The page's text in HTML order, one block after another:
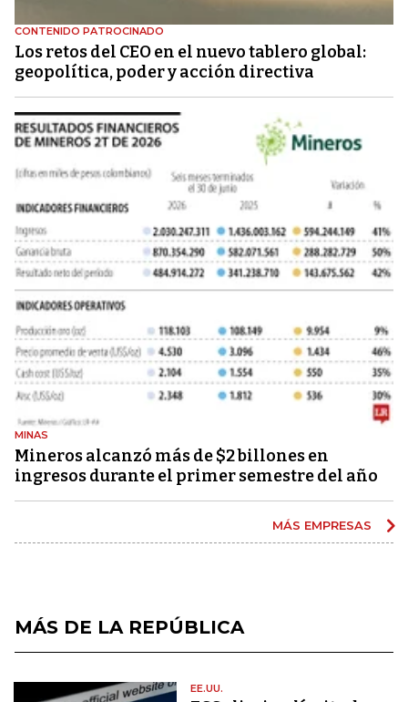
CONTENIDO PATROCINADO
Los retos del CEO en el nuevo tablero global:
geopolítica, poder y acción directiva
MINAS
Mineros alcanzó más de $2 billones en
ingresos durante el primer semestre del año
MÁS EMPRESAS
MÁS DE LA REPÚBLICA
EE.UU.